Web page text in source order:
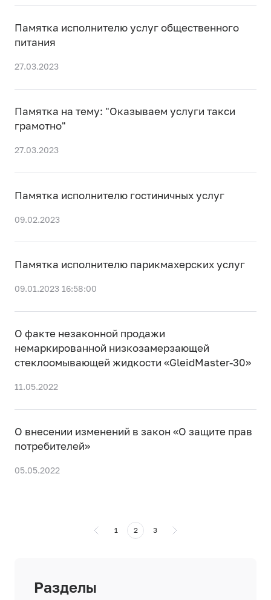
Памятка исполнителю услуг общественного
питания
27.03.2023
Памятка на тему: "Оказываем услуги такси
грамотно"
27.03.2023
Памятка исполнителю гостиничных услуг
09.02.2023
Памятка исполнителю парикмахерских услуг
09.01.2023 16:58:00
О факте незаконной продажи
немаркированной низкозамерзающей
стеклоомывающей жидкости «GleidMaster-30»
11.05.2022
О внесении изменений в закон «О защите прав
потребителей»
05.05.2022
1 2 3
Разделы